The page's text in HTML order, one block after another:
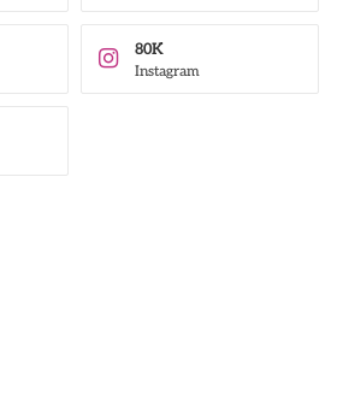
Instagram
80K